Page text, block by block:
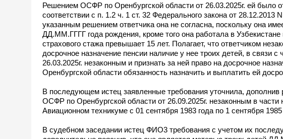
Решением ОСФР по Оренбургской области от 26.03.2025г. ей было
соответствии с п. 1.2 ч. 1 ст. 32 Федерального закона от
указанным решением ответчика она не согласна, поскольку она
ДД.ММ.ГГГГ года рождения, кроме того она работала в
страхового стажа превышает 15 лет. Полагает, что ответчиком
досрочное назначение пенсии наличие у нее троих детей, в
26.03.2025г. незаконным и признать за ней право на досрочное
Оренбургской области обязанность назначить и выплатить ей
В последующем истец заявленные требования уточнила,
ОСФР по Оренбургской области от 26.09.2025г. незаконным в
Авиационном техникуме с 01 сентября 1983 года по 1 сентября 1985
В судебном заседании истец ФИО3 требования с учетом их